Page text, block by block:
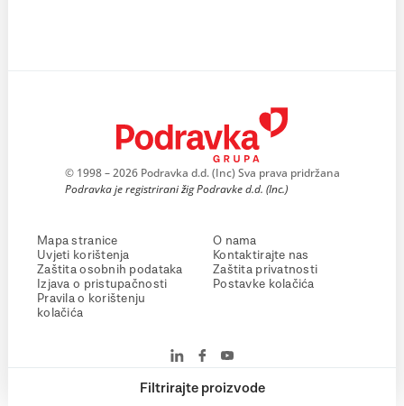
Filtrirajte proizvode
© 1998 – 2026 Podravka d.d. (Inc) Sva prava pridržana
Podravka je registrirani žig Podravke d.d. (Inc.)
Mapa stranice
Uvjeti korištenja
Zaštita osobnih podataka
Izjava o pristupačnosti
Pravila o korištenju
kolačića
O nama
Kontaktirajte nas
Zaštita privatnosti
Postavke kolačića